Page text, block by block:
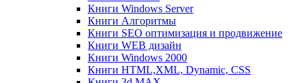
Книги Windows Server
Книги Алгоритмы
Книги SEO оптимизация и продвижение
Книги WEB дизайн
Книги Windows 2000
Книги HTML,XML, Dynamic, CSS